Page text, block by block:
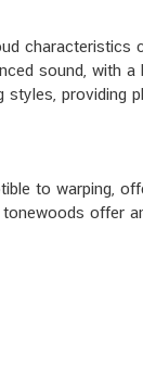
characteristics
sound, with a
providing
to warping,
offer